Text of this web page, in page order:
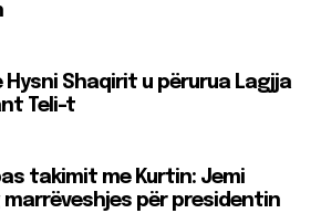
Hysni Shaqirit u përurua Lagjja
Teli-t
takimit me Kurtin: Jemi
marrëveshjes për presidentin